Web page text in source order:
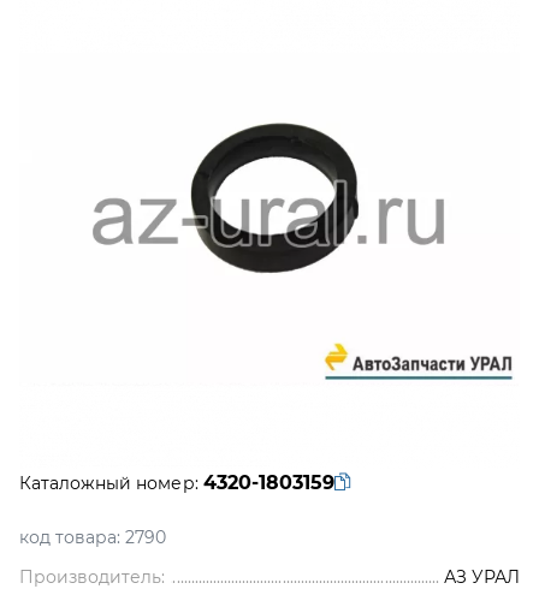
Каталожный номер: 4320-1803159
код товара: 2790
Производитель:
АЗ УРАЛ